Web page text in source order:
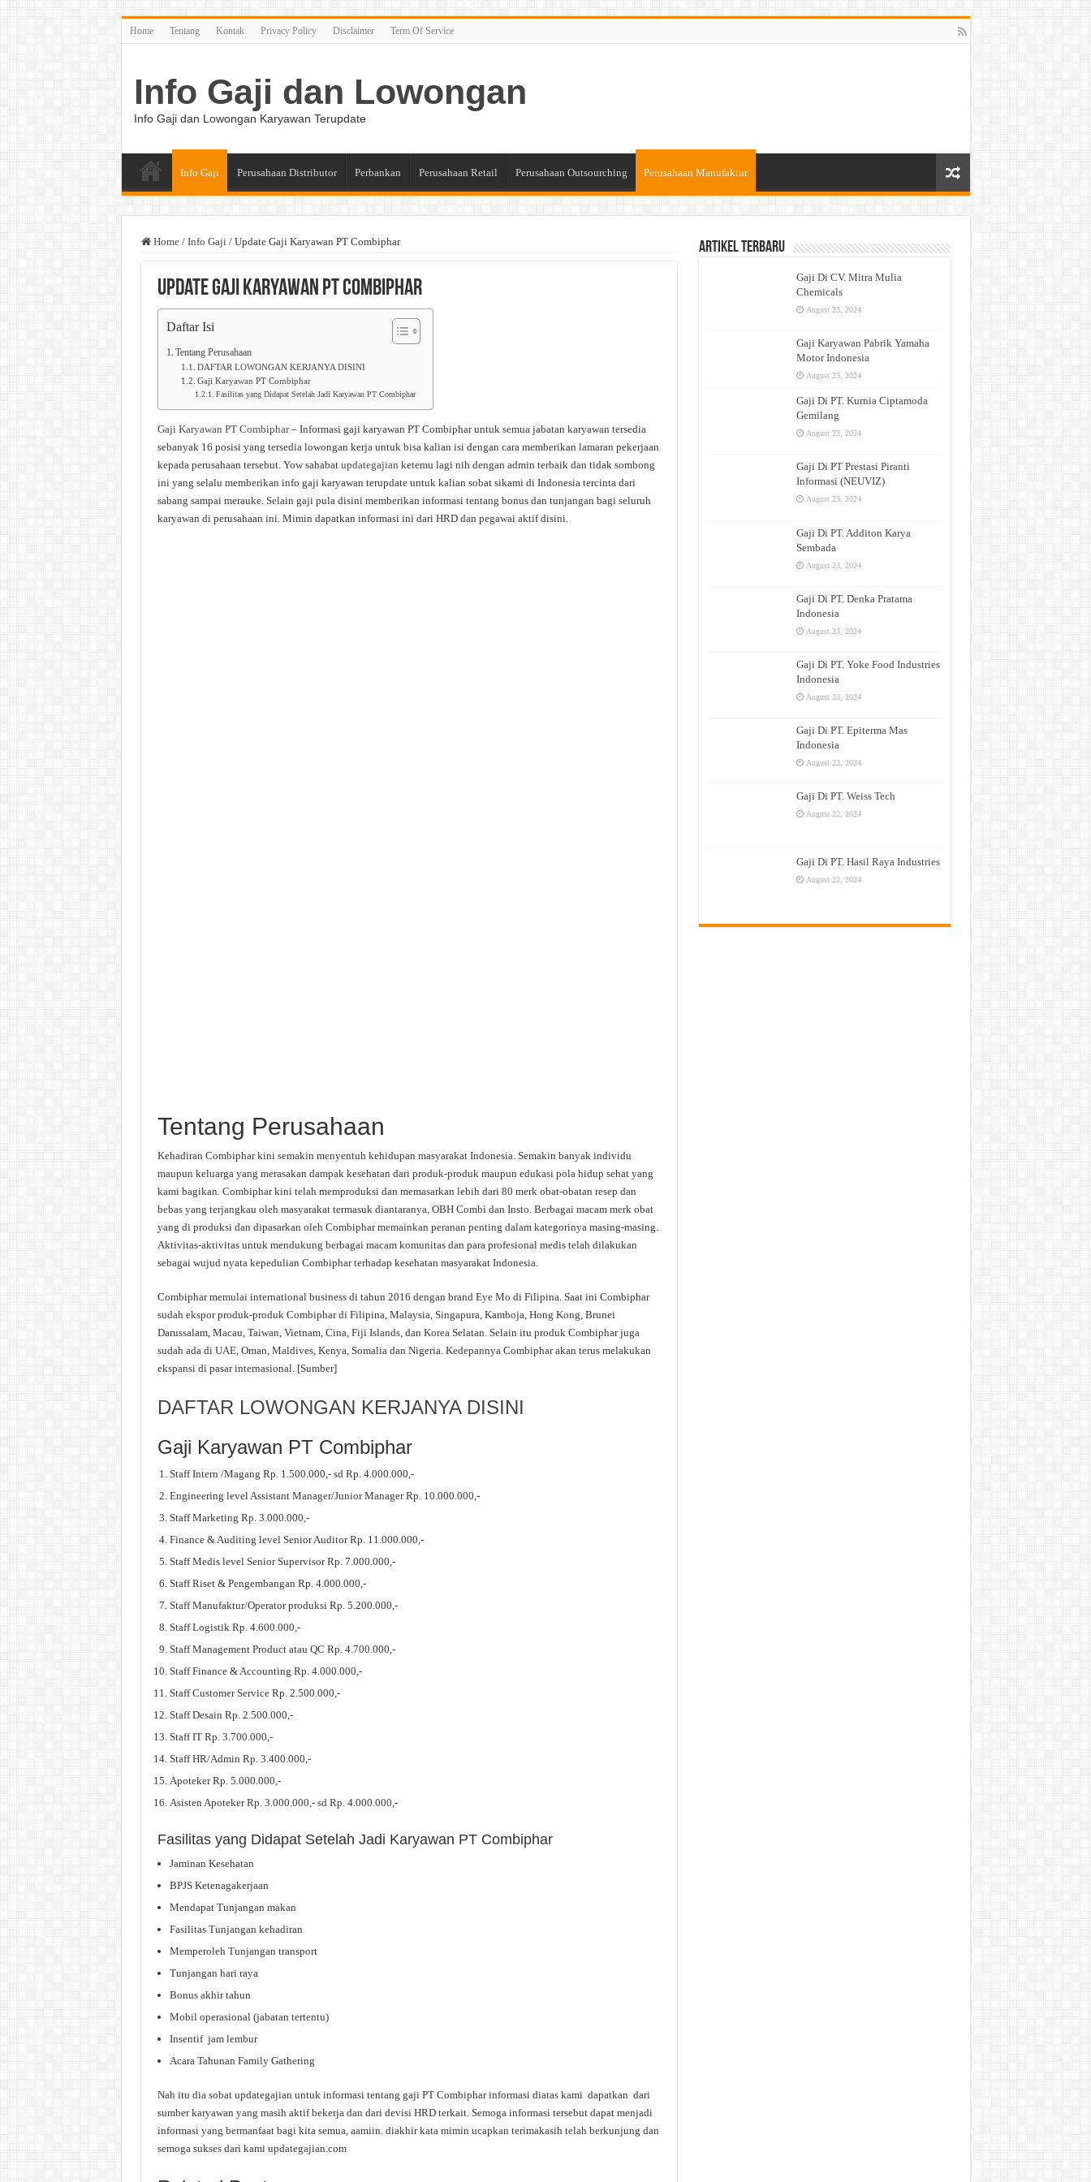
Home Tentang Kontak Privacy Policy Disclaimer Term Of Service
Info Gaji dan Lowongan
Info Gaji dan Lowongan Karyawan Terupdate
Info Gaji Perusahaan Distributor Perbankan Perusahaan Retail Perusahaan Outsourching Perusahaan Manufaktur
Home / Info Gaji / Update Gaji Karyawan PT Combiphar
Update Gaji Karyawan PT Combiphar
Daftar Isi
Tentang Perusahaan
DAFTAR LOWONGAN KERJANYA DISINI
Gaji Karyawan PT Combiphar
Fasilitas yang Didapat Setelah Jadi Karyawan PT Combiphar
Gaji Karyawan PT Combiphar– Informasi gaji karyawan PT Combiphar untuk semua jabatan karyawan tersedia
sebanyak 16 posisi yang tersedia lowongan kerja untuk bisa kalian isi dengan cara memberikan lamaran pekerjaan
kepada perusahaan tersebut. Yow sahabat updategajian ketemu lagi nih dengan admin terbaik dan tidak sombong
ini yang selalu memberikan info gaji karyawan terupdate untuk kalian sobat sikami di Indonesia tercinta dari
sabang sampai merauke. Selain gaji pula disini memberikan informasi tentang bonus dan tunjangan bagi seluruh
karyawan di perusahaan ini. Mimin dapatkan informasi ini dari HRD dan pegawai aktif disini.
Tentang Perusahaan
Kehadiran Combiphar kini semakin menyentuh kehidupan masyarakat Indonesia. Semakin banyak individu
maupun keluarga yang merasakan dampak kesehatan dari produk-produk maupun edukasi pola hidup sehat yang
kami bagikan. Combiphar kini telah memproduksi dan memasarkan lebih dari 80 merk obat-obatan resep dan
bebas yang terjangkau oleh masyarakat termasuk diantaranya, OBH Combi dan Insto. Berbagai macam merk obat
yang di produksi dan dipasarkan oleh Combiphar memainkan peranan penting dalam kategorinya masing-masing.
Aktivitas-aktivitas untuk mendukung berbagai macam komunitas dan para profesional medis telah dilakukan
sebagai wujud nyata kepedulian Combiphar terhadap kesehatan masyarakat Indonesia.
Combiphar memulai international business di tahun 2016 dengan brand Eye Mo di Filipina. Saat ini Combiphar
sudah ekspor produk-produk Combiphar di Filipina, Malaysia, Singapura, Kamboja, Hong Kong, Brunei
Darussalam, Macau, Taiwan, Vietnam, Cina, Fiji Islands, dan Korea Selatan. Selain itu produk Combiphar juga
sudah ada di UAE, Oman, Maldives, Kenya, Somalia dan Nigeria. Kedepannya Combiphar akan terus melakukan
ekspansi di pasar internasional. [Sumber]
DAFTAR LOWONGAN KERJANYA DISINI
Gaji Karyawan PT Combiphar
Staff Intern /Magang Rp. 1.500.000,- sd Rp. 4.000.000,-
Engineering level Assistant Manager/Junior Manager Rp. 10.000.000,-
Staff Marketing Rp. 3.000.000,-
Finance & Auditing level Senior Auditor Rp. 11.000.000,-
Staff Medis level Senior Supervisor Rp. 7.000.000,-
Staff Riset & Pengembangan Rp. 4.000.000,-
Staff Manufaktur/Operator produksi Rp. 5.200.000,-
Staff Logistik Rp. 4.600.000,-
Staff Management Product atau QC Rp. 4.700.000,-
Staff Finance & Accounting Rp. 4.000.000,-
Staff Customer Service Rp. 2.500.000,-
Staff Desain Rp. 2.500.000,-
Staff IT Rp. 3.700.000,-
Staff HR/Admin Rp. 3.400.000,-
Apoteker Rp. 5.000.000,-
Asisten Apoteker Rp. 3.000.000,- sd Rp. 4.000.000,-
Fasilitas yang Didapat Setelah Jadi Karyawan PT Combiphar
Jaminan Kesehatan
BPJS Ketenagakerjaan
Mendapat Tunjangan makan
Fasilitas Tunjangan kehadiran
Memperoleh Tunjangan transport
Tunjangan hari raya
Bonus akhir tahun
Mobil operasional (jabatan tertentu)
Insentif jam lembur
Acara Tahunan Family Gathering
Nah itu dia sobat updategajian untuk informasi tentang gaji PT Combiphar informasi diatas kami dapatkan dari
sumber karyawan yang masih aktif bekerja dan dari devisi HRD terkait. Semoga informasi tersebut dapat menjadi
informasi yang bermanfaat bagi kita semua, aamiin. diakhir kata mimin ucapkan terimakasih telah berkunjung dan
semoga sukses dari kami updategajian.com
Artikel Terbaru
Gaji Di CV. Mitra Mulia
Chemicals
August 23, 2024
Gaji Karyawan Pabrik Yamaha
Motor Indonesia
August 23, 2024
Gaji Di PT. Kurnia Ciptamoda
Gemilang
August 23, 2024
Gaji Di PT Prestasi Piranti
Informasi (NEUVIZ)
August 23, 2024
Gaji Di PT. Additon Karya
Sembada
August 23, 2024
Gaji Di PT. Denka Pratama
Indonesia
August 23, 2024
Gaji Di PT. Yoke Food Industries
Indonesia
August 23, 2024
Gaji Di PT. Epiterma Mas
Indonesia
August 22, 2024
Gaji Di PT. Weiss Tech
August 22, 2024
Gaji Di PT. Hasil Raya Industries
August 22, 2024